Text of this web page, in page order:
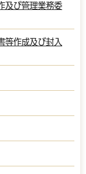
及び管理業務委
等作成及び封入